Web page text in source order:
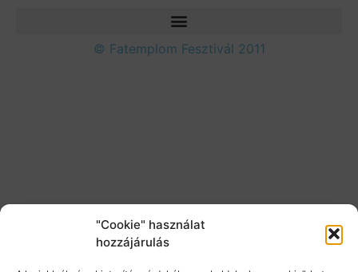
"Cookie" használat
hozzájárulás
© Fatemplom Fesztivál 2011